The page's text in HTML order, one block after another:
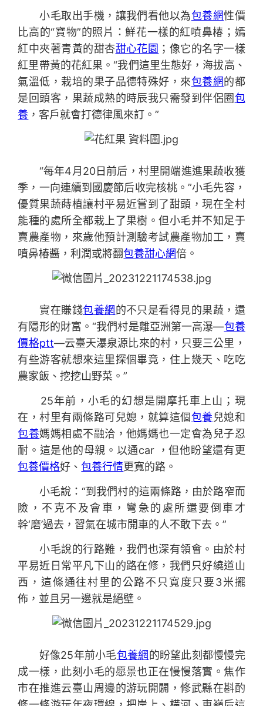
小毛取出手機，讓我們看他以為包養網性價
比高的“寶物”的照片：鮮花一樣的紅噴鼻椿；嫣
紅中夾著青黃的甜杏甜心花園 ；像它的名字一樣
紅里帶黃的花紅果。“我們這里生態好，海拔高、
氣溫低，栽培的果子品德特殊好，來包養網的都
是回頭客，果蔬成熟的時辰我只需發到伴侶圈包
養 ，客戶就會打德律風來訂。”
“每年4月20日前后，村里開端進進果蔬收獲
季，一向連續到國慶節后收完核桃。”小毛先容，
優質果蔬蒔植讓村平易近嘗到了甜頭，現在全村
能種的處所全都栽上了果樹。但小毛并不知足于
賣農產物，來歲他預計測驗考試農產物加工，賣
噴鼻椿醬，利潤或將翻包養甜心網倍。
實在賺錢包養網的不只是看得見的果蔬，還
有隱形的財富。“我們村是離亞洲第一高瀑—包養
價格ptt—云臺天瀑泉源比來的村，只要三公里，
有些游客就想來這里探個畢竟，住上幾天、吃吃
農家飯、挖挖山野菜。”
25年前，小毛的幻想是開摩托車上山；現
在，村里有兩條路可兒媳，就算這個包養兒媳和
包養媽媽相處不融洽，他媽媽也一定會為兒子忍
耐。這是他的母親。以通car ，但他盼望還有更
包養價格好、包養行情更寬的路。
小毛說：“到我們村的這兩條路，由於路窄而
險，不克不及會車，彎急的處所還要倒車才
幹‘磨’過去，習氣在城市開車的人不敢下去。”
小毛說的行路難，我們也深有領會。由於村
平易近日常平凡下山的路在修，我們只好繞道山
西，這條通往村里的公路不只寬度只要3米擺
佈，並且另一邊就是絕壁。
好像25年前小毛包養網的盼望此刻都慢慢完
成一樣，此刻小毛的愿景也正在慢慢落實。焦作
市在推進云臺山周邊的游玩開闢，修武縣在斟酌